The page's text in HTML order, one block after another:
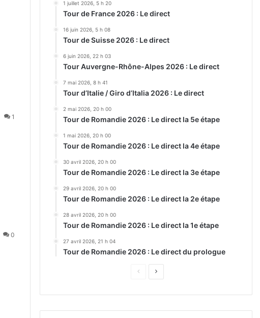
1
0
1 juillet 2026, 5 h 20
Tour de France 2026 : Le direct
16 juin 2026, 5 h 08
Tour de Suisse 2026 : Le direct
6 juin 2026, 22 h 03
Tour Auvergne-Rhône-Alpes 2026 : Le direct
7 mai 2026, 8 h 41
Tour d’Italie / Giro d’Italia 2026 : Le direct
2 mai 2026, 20 h 00
Tour de Romandie 2026 : Le direct la 5e étape
1 mai 2026, 20 h 00
Tour de Romandie 2026 : Le direct la 4e étape
30 avril 2026, 20 h 00
Tour de Romandie 2026 : Le direct la 3e étape
29 avril 2026, 20 h 00
Tour de Romandie 2026 : Le direct la 2e étape
28 avril 2026, 20 h 00
Tour de Romandie 2026 : Le direct la 1e étape
27 avril 2026, 21 h 04
Tour de Romandie 2026 : Le direct du prologue
Page
Page